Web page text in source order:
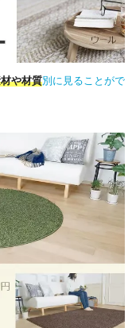
や材質別に見ることがで